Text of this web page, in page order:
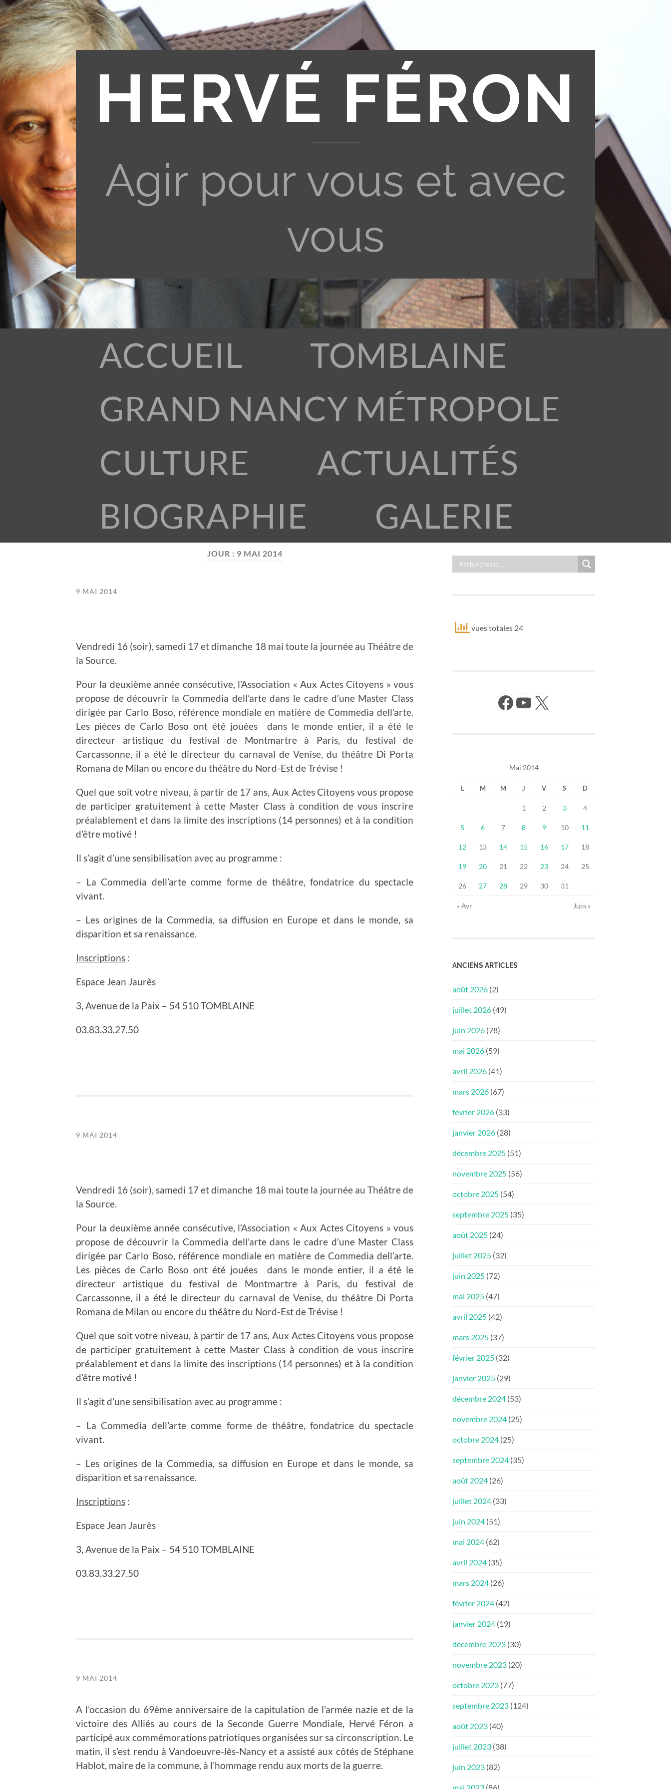
HERVÉ FÉRON
Agir pour vous et avec
vous
ACCUEIL
TOMBLAINE
GRAND NANCY MÉTROPOLE
CULTURE
ACTUALITÉS
BIOGRAPHIE
GALERIE
JOUR : 9 MAI 2014
9 MAI 2014
Vendredi 16 (soir), samedi 17 et dimanche 18 mai toute la journée au Théâtre de
la Source.
Pour la deuxième année consécutive, l’Association « Aux Actes Citoyens » vous
propose de découvrir la Commedia dell’arte dans le cadre d’une Master Class
dirigée par Carlo Boso, référence mondiale en matière de Commedia dell’arte.
Les pièces de Carlo Boso ont été jouées dans le monde entier, il a été le
directeur artistique du festival de Montmartre à Paris, du festival de
Carcassonne, il a été le directeur du carnaval de Venise, du théâtre Di Porta
Romana de Milan ou encore du théâtre du Nord-Est de Trévise !
Quel que soit votre niveau, à partir de 17 ans, Aux Actes Citoyens vous propose
de participer gratuitement à cette Master Class à condition de vous inscrire
préalablement et dans la limite des inscriptions (14 personnes) et à la condition
d’être motivé !
Il s’agit d’une sensibilisation avec au programme :
– La Commedia dell’arte comme forme de théâtre, fondatrice du spectacle
vivant.
– Les origines de la Commedia, sa diffusion en Europe et dans le monde, sa
disparition et sa renaissance.
Inscriptions :
Espace Jean Jaurès
3, Avenue de la Paix – 54 510 TOMBLAINE
03.83.33.27.50
9 MAI 2014
Vendredi 16 (soir), samedi 17 et dimanche 18 mai toute la journée au Théâtre de
la Source.
Pour la deuxième année consécutive, l’Association « Aux Actes Citoyens » vous
propose de découvrir la Commedia dell’arte dans le cadre d’une Master Class
dirigée par Carlo Boso, référence mondiale en matière de Commedia dell’arte.
Les pièces de Carlo Boso ont été jouées dans le monde entier, il a été le
directeur artistique du festival de Montmartre à Paris, du festival de
Carcassonne, il a été le directeur du carnaval de Venise, du théâtre Di Porta
Romana de Milan ou encore du théâtre du Nord-Est de Trévise !
Quel que soit votre niveau, à partir de 17 ans, Aux Actes Citoyens vous propose
de participer gratuitement à cette Master Class à condition de vous inscrire
préalablement et dans la limite des inscriptions (14 personnes) et à la condition
d’être motivé !
Il s’agit d’une sensibilisation avec au programme :
– La Commedia dell’arte comme forme de théâtre, fondatrice du spectacle
vivant.
– Les origines de la Commedia, sa diffusion en Europe et dans le monde, sa
disparition et sa renaissance.
Inscriptions :
Espace Jean Jaurès
3, Avenue de la Paix – 54 510 TOMBLAINE
03.83.33.27.50
9 MAI 2014
A l’occasion du 69ème anniversaire de la capitulation de l’armée nazie et de la
victoire des Alliés au cours de la Seconde Guerre Mondiale, Hervé Féron a
participé aux commémorations patriotiques organisées sur sa circonscription. Le
matin, il s’est rendu à Vandoeuvre-lès-Nancy et a assisté aux côtés de Stéphane
Hablot, maire de la commune, à l’hommage rendu aux morts de la guerre.
vues totales 24
Facebook YouTube X
Mai 2014
L M M J V S D
1 2 3 4
5 6 7 8 9 10 11
12 13 14 15 16 17 18
19 20 21 22 23 24 25
26 27 28 29 30 31
« Avr Juin »
ANCIENS ARTICLES
août 2026 (2)
juillet 2026 (49)
juin 2026 (78)
mai 2026 (59)
avril 2026 (41)
mars 2026 (67)
février 2026 (33)
janvier 2026 (28)
décembre 2025 (51)
novembre 2025 (56)
octobre 2025 (54)
septembre 2025 (35)
août 2025 (24)
juillet 2025 (32)
juin 2025 (72)
mai 2025 (47)
avril 2025 (42)
mars 2025 (37)
février 2025 (32)
janvier 2025 (29)
décembre 2024 (53)
novembre 2024 (25)
octobre 2024 (25)
septembre 2024 (35)
août 2024 (26)
juillet 2024 (33)
juin 2024 (51)
mai 2024 (62)
avril 2024 (35)
mars 2024 (26)
février 2024 (42)
janvier 2024 (19)
décembre 2023 (30)
novembre 2023 (20)
octobre 2023 (77)
septembre 2023 (124)
août 2023 (40)
juillet 2023 (38)
juin 2023 (82)
mai 2023 (86)